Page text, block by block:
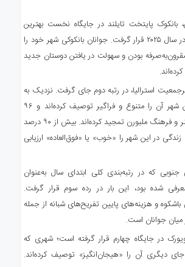
بانکوک پایتخت تایلند در جایگاه نخست بهترین
شهرها برای نسل زد در سال ۲۰۲۵ قرار گرفت. جوانان بانکوکی شهر خود را
بودن و سهولت در یافتن دوستان جدید
استرالیا، در رتبه دوم جای گرفت. نزدیک به
۸۰ درصد جوانان این شهر آن را متنوع و فراگیر توصیف کرده‌اند و ۹۶
درصد نیز از صحنه هنر و فرهنگ ملبورن تمجید کرده‌اند. بیش از ۹۰ درصد
در این شهر را «خوب» یا «فوق‌العاده» ارزیابی
جنوبی که در رتبه‌بندی کلی ابتدای سال به‌عنوان
شده بود، این بار در رده سوم قرار گرفت.
و هزینه‌های پایین تفریح‌های شبانه از جمله
میان جوانان است.
در جایگاه چهارم قرار گرفته است؛ شهری که
دیگری آن را «هیجان‌انگیز» توصیف کرده‌اند.